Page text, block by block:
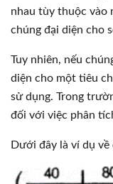
nhau tùy thuộc vào
chúng đại diện cho
Tuy nhiên, nếu
diện cho một tiêu
sử dụng. Trong
đối với việc phân
Dưới đây là ví dụ